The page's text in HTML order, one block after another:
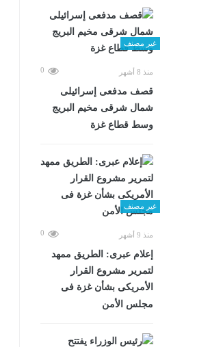
غير مصنف
منذ 8 أشهر 0
قصف مدفعى إسرائيلى
شمال شرقى مخيم البريج
وسط قطاع غزة
غير مصنف
منذ 9 أشهر 0
إعلام عبرى: الطريق ممهد
لتمرير مشروع القرار
الأمريكى بشأن غزة فى
مجلس الأمن